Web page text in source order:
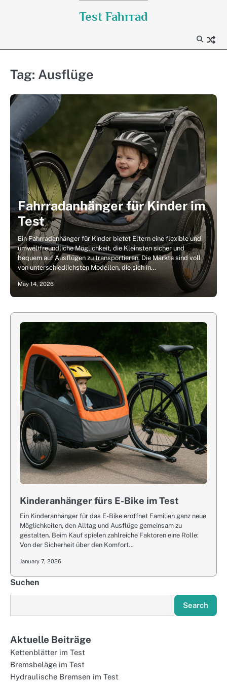
Test Fahrrad
Tag: Ausflüge
Fahrradanhänger für Kinder im
Test
Ein Fahrradanhänger für Kinder bietet Eltern eine flexible und
umweltfreundliche Möglichkeit, die Kleinsten sicher und
bequem auf Ausflügen zu transportieren. Die Märkte sind voll
von unterschiedlichsten Modellen, die sich in…
May 14, 2026
Kinderanhänger fürs E-Bike im Test
Ein Kinderanhänger für das E-Bike eröffnet Familien ganz neue
Möglichkeiten, den Alltag und Ausflüge gemeinsam zu
gestalten. Beim Kauf spielen zahlreiche Faktoren eine Rolle:
Von der Sicherheit über den Komfort…
January 7, 2026
Suchen
Search
Aktuelle Beiträge
Kettenblätter im Test
Bremsbeläge im Test
Hydraulische Bremsen im Test